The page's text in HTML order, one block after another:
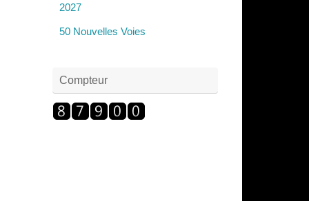
2027
50 Nouvelles Voies
Compteur